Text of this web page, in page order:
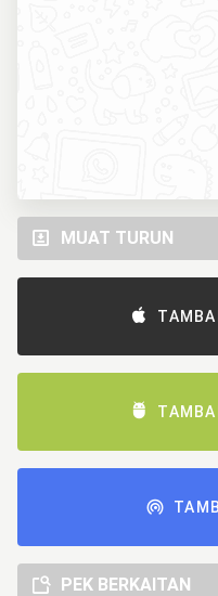
MUAT TURUN
PEK BERKAITAN